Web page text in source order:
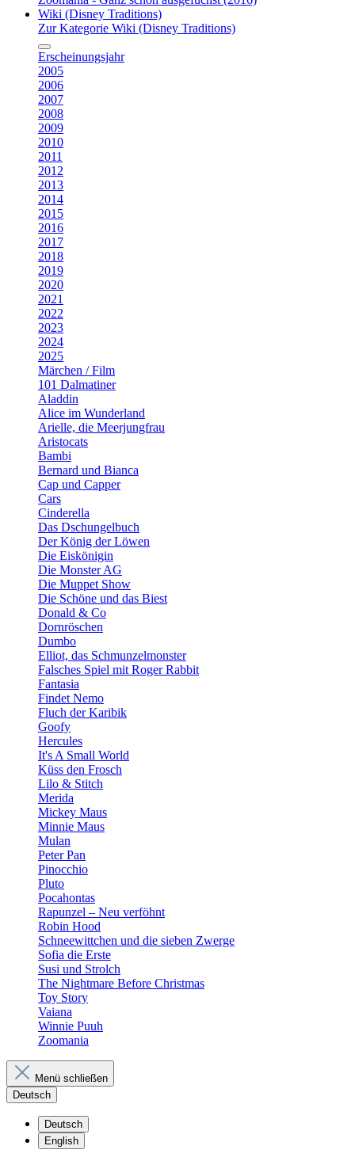
Wiki (Disney Traditions)
Zur Kategorie Wiki (Disney Traditions)
Erscheinungsjahr
2005
2006
2007
2008
2009
2010
2011
2012
2013
2014
2015
2016
2017
2018
2019
2020
2021
2022
2023
2024
2025
Märchen / Film
101 Dalmatiner
Aladdin
Alice im Wunderland
Arielle, die Meerjungfrau
Aristocats
Bambi
Bernard und Bianca
Cap und Capper
Cars
Cinderella
Das Dschungelbuch
Der König der Löwen
Die Eiskönigin
Die Monster AG
Die Muppet Show
Die Schöne und das Biest
Donald & Co
Dornröschen
Dumbo
Elliot, das Schmunzelmonster
Falsches Spiel mit Roger Rabbit
Fantasia
Findet Nemo
Fluch der Karibik
Goofy
Hercules
It's A Small World
Küss den Frosch
Lilo & Stitch
Merida
Mickey Maus
Minnie Maus
Mulan
Peter Pan
Pinocchio
Pluto
Pocahontas
Rapunzel – Neu verföhnt
Robin Hood
Schneewittchen und die sieben Zwerge
Sofia die Erste
Susi und Strolch
The Nightmare Before Christmas
Toy Story
Vaiana
Winnie Puuh
Zoomania
Menü schließen
Deutsch
Deutsch
English